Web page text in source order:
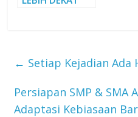
← Setiap Kejadian Ada
Persiapan SMP & SMA
Adaptasi Kebiasaan